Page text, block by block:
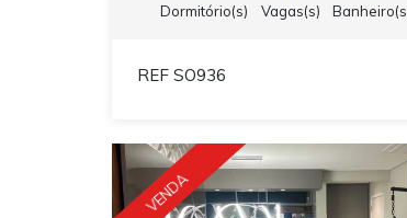
Dormitório(s)
Vagas(s)
REF SO936
VENDA